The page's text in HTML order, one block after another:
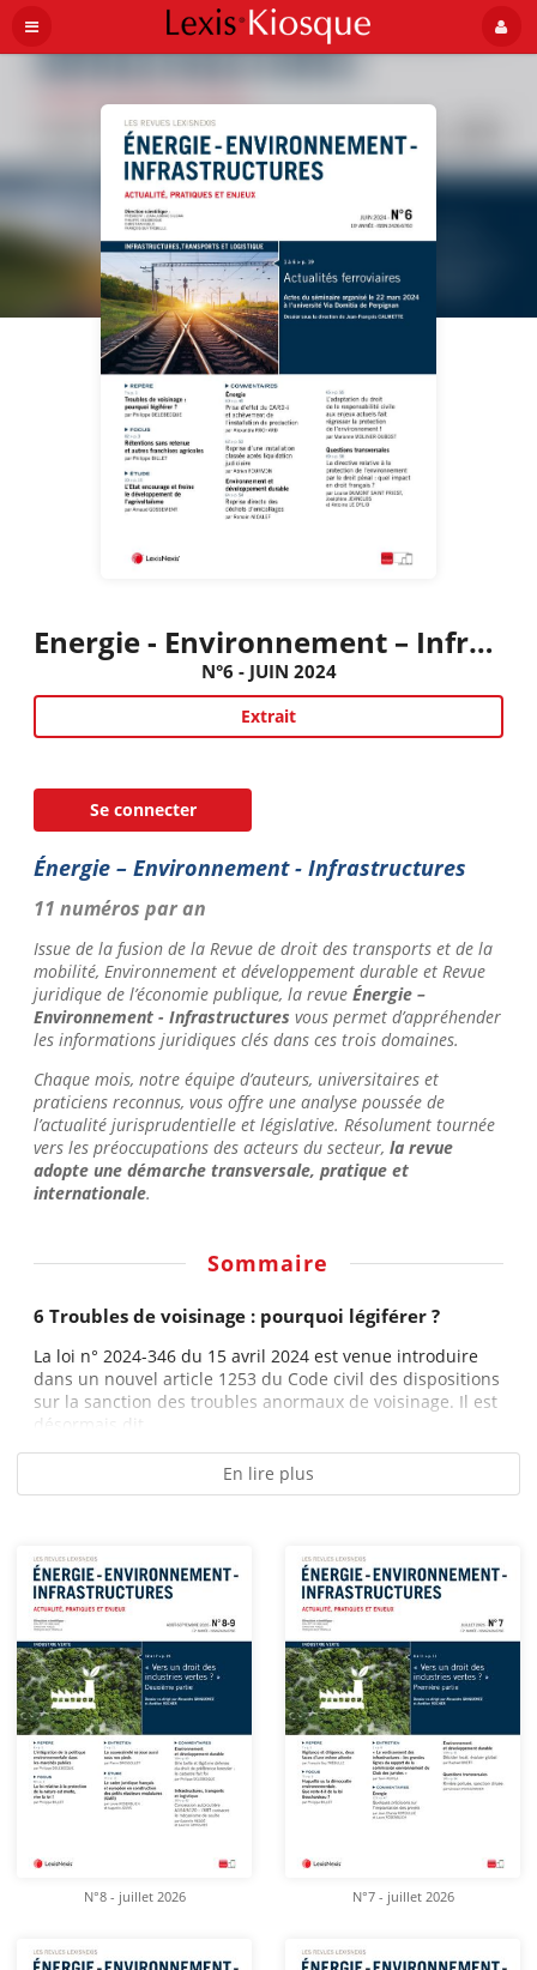
Energie - Environnement – Infrastructures
N°6 - JUIN 2024
Extrait
Se connecter
Énergie – Environnement - Infrastructures
11 numéros par an
Issue de la fusion de la Revue de droit des transports et de la
mobilité, Environnement et développement durable et Revue
juridique de l’économie publique, la revue Énergie –
Environnement - Infrastructures vous permet d’appréhender
les informations juridiques clés dans ces trois domaines.
Chaque mois, notre équipe d’auteurs, universitaires et
praticiens reconnus, vous offre une analyse poussée de
l’actualité jurisprudentielle et législative. Résolument tournée
vers les préoccupations des acteurs du secteur, la revue
adopte une démarche transversale, pratique et
internationale.
Sommaire
6 Troubles de voisinage : pourquoi légiférer ?
La loi n° 2024-346 du 15 avril 2024 est venue introduire
dans un nouvel article 1253 du Code civil des dispositions
sur la sanction des troubles anormaux de voisinage. Il est
désormais dit...
En lire plus
N°8 - juillet 2026 N°7 - juillet 2026